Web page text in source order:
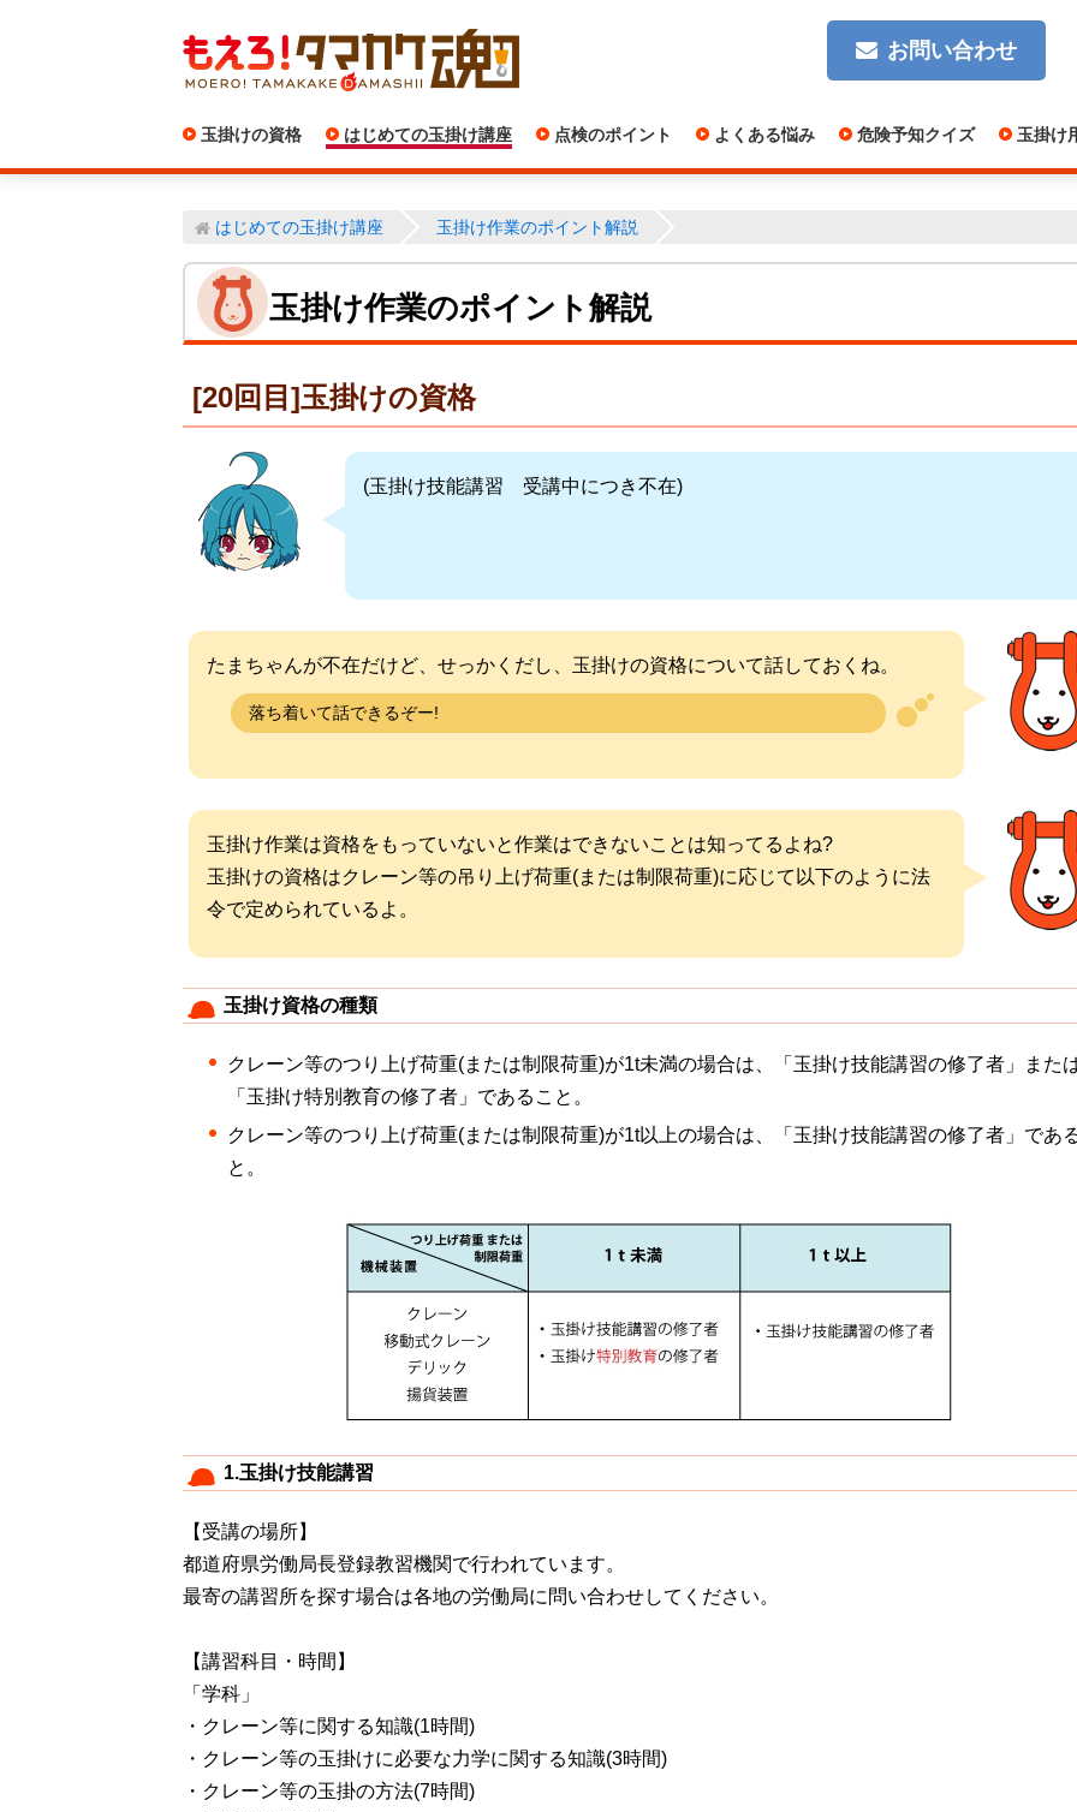
お問い合わせ
玉掛けの資格 はじめての玉掛け講座 点検のポイント よくある悩み 危険予知クイズ 玉掛け
はじめての玉掛け講座 玉掛け作業のポイント解説
玉掛け作業のポイント解説
[20回目]玉掛けの資格
(玉掛け技能講習 受講中につき不在)
たまちゃんが不在だけど、せっかくだし、玉掛けの資格について話しておくね。
落ち着いて話できるぞー!
玉掛け作業は資格をもっていないと作業はできないことは知ってるよね?
玉掛けの資格はクレーン等の吊り上げ荷重(または制限荷重)に応じて以下のように法
令で定められているよ。
玉掛け資格の種類
クレーン等のつり上げ荷重(または制限荷重)が1t未満の場合は、「玉掛け技能講習の修了者」また
「玉掛け特別教育の修了者」であること。
クレーン等のつり上げ荷重(または制限荷重)が1t以上の場合は、「玉掛け技能講習の修了者」であ
と。
1.玉掛け技能講習
【受講の場所】
都道府県労働局長登録教習機関で行われています。
最寄の講習所を探す場合は各地の労働局に問い合わせしてください。
【講習科目・時間】
「学科」
・クレーン等に関する知識(1時間)
・クレーン等の玉掛けに必要な力学に関する知識(3時間)
・クレーン等の玉掛の方法(7時間)